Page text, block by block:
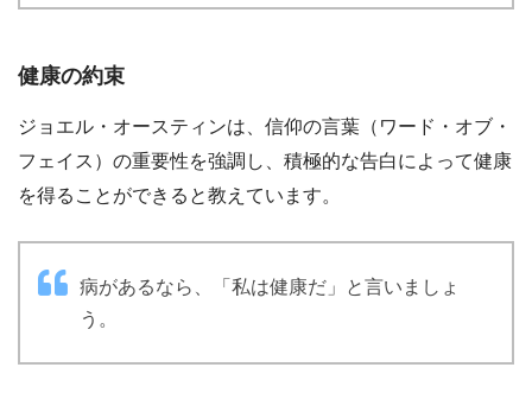
健康の約束
ジョエル・オースティンは、信仰の言葉（ワード・オブ・
フェイス）の重要性を強調し、積極的な告白によって健康
を得ることができると教えています。
病があるなら、「私は健康だ」と言いましょ
う。